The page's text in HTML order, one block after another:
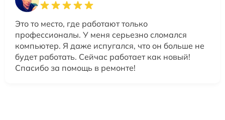
Это то место, где работают только
профессионалы. У меня серьезно сломался
компьютер. Я даже испугался, что он больше не
будет работать. Сейчас работает как новый!
Спасибо за помощь в ремонте!